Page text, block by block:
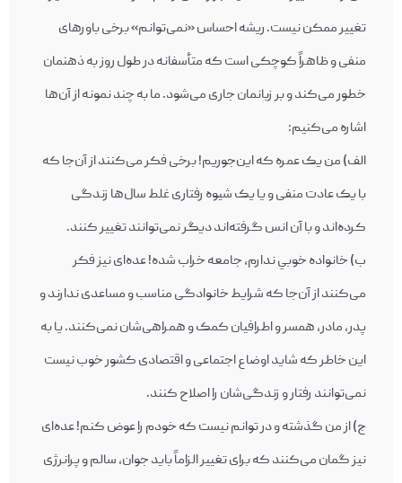
تغيير ممکن نيست. ريشه احساس «نمی‌توانم» برخی باورهای
منفی و ظاهراً کوچکی است که متأسفانه در طول روز به ذهنمان
خطور می‌کند و بر زبانمان جاری می‌شود. ما به چند نمونه از آن‌ها
اشاره می‌کنيم:
الف) من يک عمره که اين‌جوريم! برخی فکر می‌کنند از آن‌جا که
با يک عادت منفی و يا يک شيوه رفتاری غلط سال‌ها زندگی
کرده‌اند و با آن انس گرفته‌اند ديگر نمی‌توانند تغيير کنند.
ب) خانواده خوبي ندارم، جامعه خراب شده! عده‌ای نيز فکر
می‌کنند از آن‌جا که شرايط خانوادگی مناسب و مساعدی ندارند و
پدر، مادر، همسر و اطرافيان کمک و همراهی‌شان نمی‌کنند. يا به
اين خاطر که شايد اوضاع اجتماعی و اقتصادی کشور خوب نيست
نمی‌توانند رفتار و زندگی‌شان را اصلاح کنند.
ج) از من گذشته و در توانم نيست که خودم را عوض کنم! عده‌ای
نيز گمان می‌کنند که برای تغيير الزاماً بايد جوان، سالم و پرانرژی